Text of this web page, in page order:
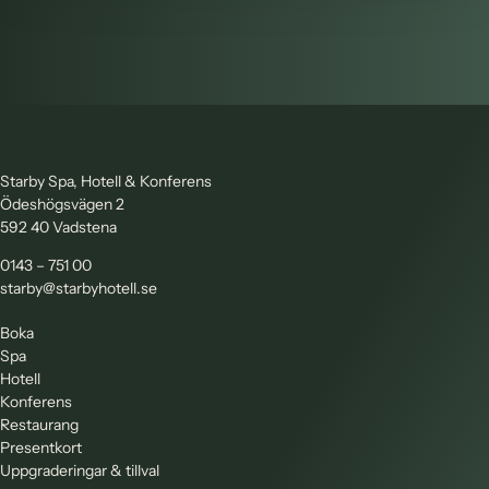
Starby Spa, Hotell & Konferens
Ödeshögsvägen 2
592 40 Vadstena
0143 – 751 00
starby@starbyhotell.se
Boka
Spa
Hotell
Konferens
Restaurang
Presentkort
Uppgraderingar & tillval